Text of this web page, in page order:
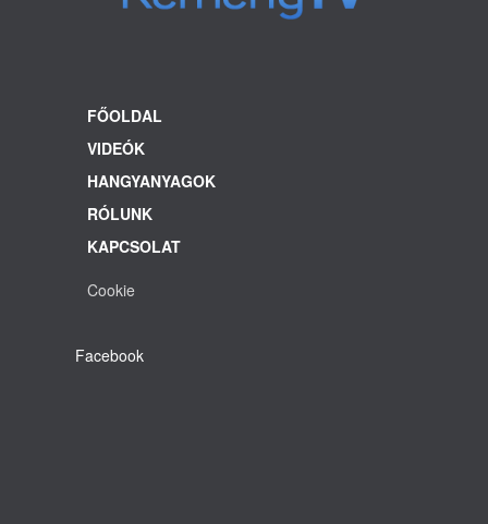
FŐOLDAL
VIDEÓK
HANGYANYAGOK
RÓLUNK
KAPCSOLAT
Cookie
Facebook